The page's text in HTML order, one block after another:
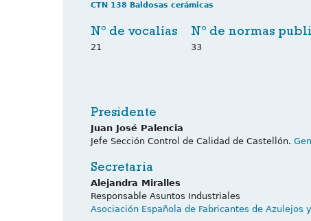
CTN 138 Baldosas cerámicas
Nº de vocalías
21
Nº de normas
33
Presidente
Juan José Palencia
Jefe Sección Control de Calidad de Castellón.
Secretaria
Alejandra Miralles
Responsable Asuntos Industriales
Asociación Española de Fabricantes de Azulejos